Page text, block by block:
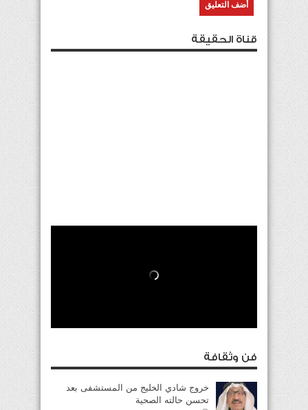
قناة الحقيقة
فن وثقافة
خروج شادي الخليج من المستشفى بعد
تحسن حالته الصحية